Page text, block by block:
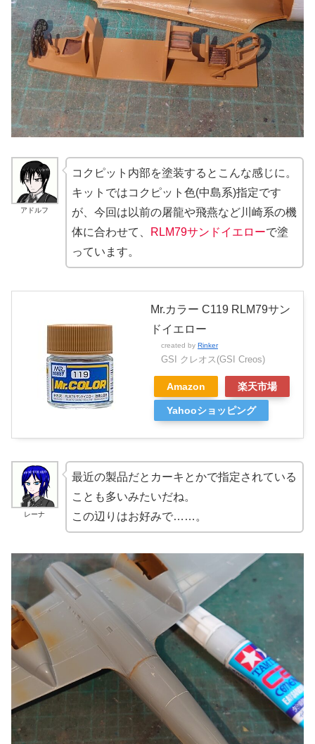
アドルフ
コクピット内部を塗装するとこんな感じに。
キットではコクピット色(中島系)指定です
が、今回は以前の屠龍や飛燕など川崎系の機
体に合わせて、
RLM79サンドイエローで塗
っています。
Mr.カラー C119 RLM79サン
ドイエロー
created by Rinker
GSI クレオス(GSI Creos)
Amazon 楽天市場
Yahooショッピング
レーナ
最近の製品だとカーキとかで指定されている
ことも多いみたいだね。
この辺りはお好みで……。